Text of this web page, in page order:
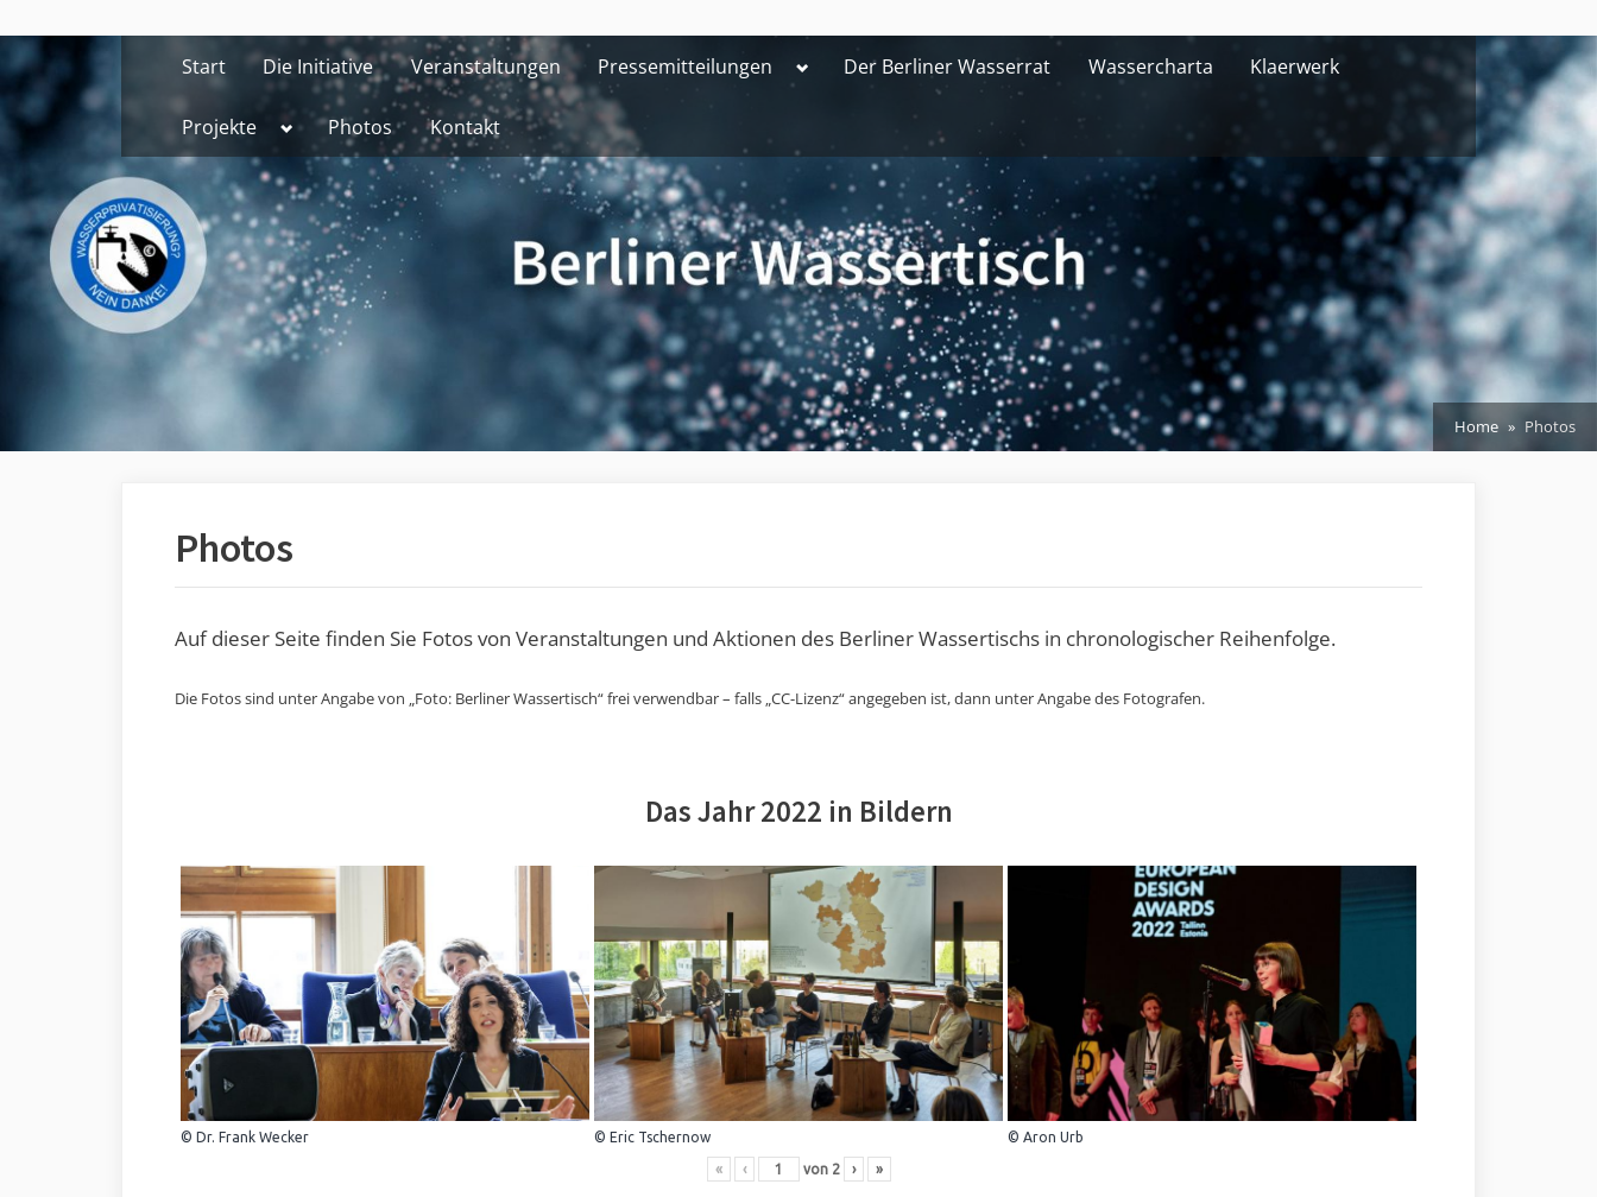
to
content
Start Die Initiative Veranstaltungen Pressemitteilungen ToggleDer Berliner Wasserrat Wassercharta Klaerwerk
Projekte Toggle
menu
Photos Kontakt
Home Photos
Photos
Auf dieser Seite finden Sie Fotos von Veranstaltungen und Aktionen des Berliner Wassertischs in chronologischer Reihenfolge.
Die Fotos sind unter Angabe von „Foto: Berliner Wassertisch“ frei verwendbar – falls „CC-Lizenz“ angegeben ist, dann unter Angabe des Fotografen.
Das Jahr 2022 in Bildern
© Dr. Frank Wecker © Eric Tschernow © Aron Urb
« ‹ von 2 › »